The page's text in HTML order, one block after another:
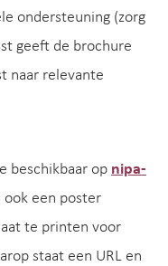
ondersteuning (zorg
geeft de brochure
naar relevante
beschikbaar op nipa-
ook een poster
te printen voor
staat een URL en